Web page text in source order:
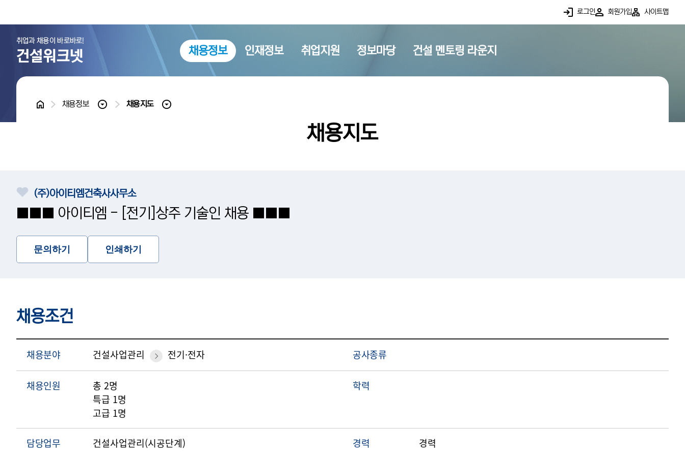
로그인 회원가입 사이트맵
채용정보 인재정보 취업지원 정보마당 건설 멘토링 라운지
홈 채용정보 채용지도
채용지도
(주)아이티엠건축사사무소
■■■ 아이티엠 - [전기]상주 기술인 채용 ■■■
문의하기 인쇄하기
채용조건
채용분야 건설사업관리 전기·전자 공사종류
채용인원
총 2명
특급 1명
고급 1명
학력
담당업무 건설사업관리(시공단계) 경력 경력